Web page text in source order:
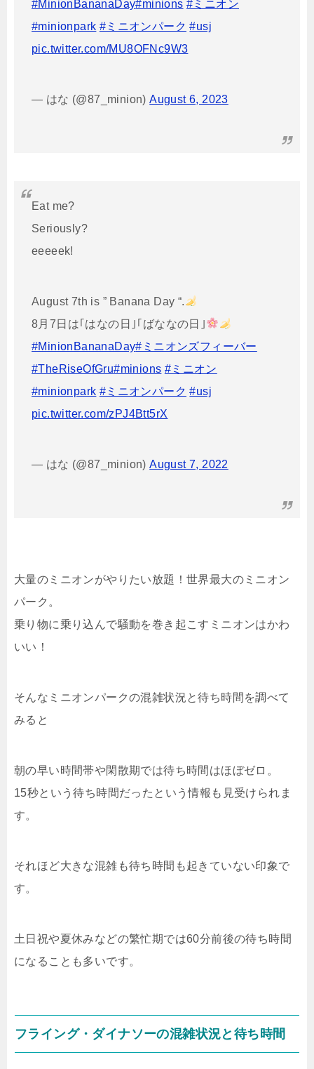
#MinionBananaDay#minions #ミニオン
#minionpark #ミニオンパーク #usj
pic.twitter.com/MU8OFNc9W3
— はな (@87_minion)August 6, 2023
Eat me?
Seriously?
eeeeek!
August 7th is ” Banana Day “.
8月7日は｢はなの日｣｢ばななの日｣
#MinionBananaDay#ミニオンズフィーバー
#TheRiseOfGru#minions #ミニオン
#minionpark #ミニオンパーク #usj
pic.twitter.com/zPJ4Btt5rX
— はな (@87_minion)August 7, 2022
大量のミニオンがやりたい放題！世界最大のミニオン
パーク。
乗り物に乗り込んで騒動を巻き起こすミニオンはかわ
いい！
そんなミニオンパークの混雑状況と待ち時間を調べて
みると
朝の早い時間帯や閑散期では待ち時間はほぼゼロ。
15秒という待ち時間だったという情報も見受けられま
す。
それほど大きな混雑も待ち時間も起きていない印象で
す。
土日祝や夏休みなどの繁忙期では60分前後の待ち時間
になることも多いです。
フライング・ダイナソーの混雑状況と待ち時間